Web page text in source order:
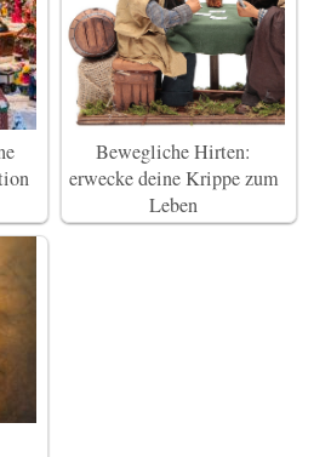
Bewegliche Hirten:
erwecke deine Krippe zum
Leben